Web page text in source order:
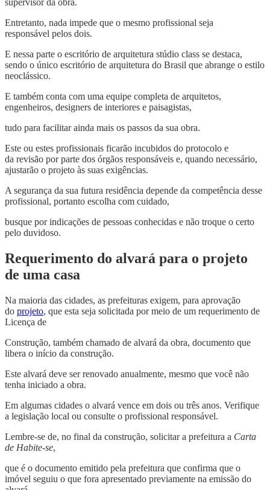
Entretanto, nada impede que o mesmo profissional seja
responsável pelos dois.
E nessa parte o escritório de arquitetura stúdio class se destaca,
sendo o único escritório de arquitetura do Brasil que abrange o estilo
neoclássico.
E também conta com uma equipe completa de arquitetos,
engenheiros, designers de interiores e paisagistas,
tudo para facilitar ainda mais os passos da sua obra.
Este ou estes profissionais ficarão incubidos do protocolo e
da revisão por parte dos órgãos responsáveis e, quando necessário,
ajustarão o projeto às suas exigências.
A segurança da sua futura residência depende da competência desse
profissional, portanto escolha com cuidado,
busque por indicações de pessoas conhecidas e não troque o certo
pelo duvidoso.
Requerimento do alvará para o projeto
de uma casa
Na maioria das cidades, as prefeituras exigem, para aprovação
do projeto, que esta seja solicitada por meio de um requerimento de
Licença de
Construção, também chamado de alvará da obra, documento que
libera o início da construção.
Este alvará deve ser renovado anualmente, mesmo que você não
tenha iniciado a obra.
Em algumas cidades o alvará vence em dois ou três anos. Verifique
a legislação local ou consulte o profissional responsável.
Lembre-se de, no final da construção, solicitar a prefeitura a Carta
de Habite-se,
que é o documento emitido pela prefeitura que confirma que o
imóvel seguiu o que fora apresentado previamente na emissão do